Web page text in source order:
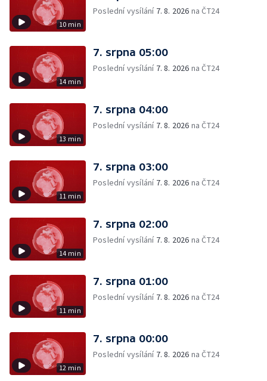
10 min
Poslední vysílání 7. 8. 2026 na ČT24
14 min
7. srpna 05:00
Poslední vysílání 7. 8. 2026 na ČT24
13 min
7. srpna 04:00
Poslední vysílání 7. 8. 2026 na ČT24
11 min
7. srpna 03:00
Poslední vysílání 7. 8. 2026 na ČT24
14 min
7. srpna 02:00
Poslední vysílání 7. 8. 2026 na ČT24
11 min
7. srpna 01:00
Poslední vysílání 7. 8. 2026 na ČT24
12 min
7. srpna 00:00
Poslední vysílání 7. 8. 2026 na ČT24